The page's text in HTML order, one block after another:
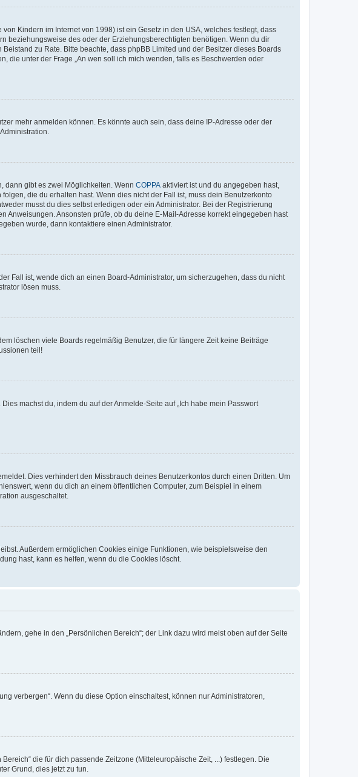
Kindern im Internet von 1998) ist ein Gesetz in den USA, welches festlegt, dass
beziehungsweise des oder der Erziehungsberechtigten benötigen. Wenn du dir
zu Rate. Bitte beachte, dass phpBB Limited und der Besitzer dieses Boards
die unter der Frage „An wen soll ich mich wenden, falls es Beschwerden oder
mehr anmelden können. Es könnte auch sein, dass deine IP-Adresse oder der
dann gibt es zwei Möglichkeiten. Wenn COPPA aktiviert ist und du angegeben hast,
die du erhalten hast. Wenn dies nicht der Fall ist, muss dein Benutzerkonto
musst du dies selbst erledigen oder ein Administrator. Bei der Registrierung
Anweisungen. Ansonsten prüfe, ob du deine E-Mail-Adresse korrekt eingegeben hast
wurde, dann kontaktiere einen Administrator.
Fall ist, wende dich an einen Board-Administrator, um sicherzugehen, dass du nicht
lösen muss.
löschen viele Boards regelmäßig Benutzer, die für längere Zeit keine Beiträge
teil!
machst du, indem du auf der Anmelde-Seite auf „Ich habe mein Passwort
Dies verhindert den Missbrauch deines Benutzerkontos durch einen Dritten. Um
wenn du dich an einem öffentlichen Computer, zum Beispiel in einem
ausgeschaltet.
Außerdem ermöglichen Cookies einige Funktionen, wie beispielsweise den
hast, kann es helfen, wenn du die Cookies löscht.
gehe in den „Persönlichen Bereich“; der Link dazu wird meist oben auf der Seite
verbergen“. Wenn du diese Option einschaltest, können nur Administratoren,
die für dich passende Zeitzone (Mitteleuropäische Zeit, ...) festlegen. Die
Grund, dies jetzt zu tun.